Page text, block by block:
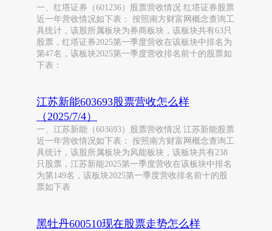
一、红塔证券（601236）股票营收情况 红塔证券股票
近一年营收情况如下表： 按照南方财富网概念查询工
具统计，该股所属板块为券商板块，该板块共有63只
股票，红塔证券2025第一季度营收在该板块中排名为
第47名，该板块2025第一季度营收排名前十的股票如
下表：
江苏新能603693股票营收怎么样
（2025/7/4）
一、江苏新能（603693）股票营收情况 江苏新能股票
近一年营收情况如下表： 按照南方财富网概念查询工
具统计，该股所属板块为风能板块，该板块共有238
只股票，江苏新能2025第一季度营收在该板块中排名
为第149名，该板块2025第一季度营收排名前十的股
票如下表
黑牡丹600510现在股票走势怎么样